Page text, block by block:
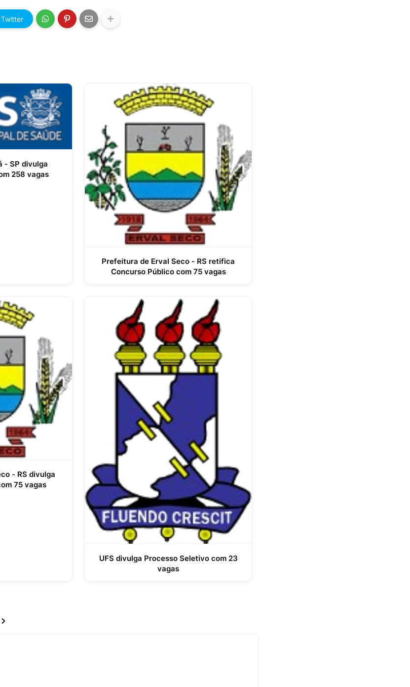
Twitter
- SP divulga
258 vagas
Prefeitura de Erval Seco - RS retifica
Concurso Público com 75 vagas
- RS divulga
75 vagas
UFS divulga Processo Seletivo com 23
vagas